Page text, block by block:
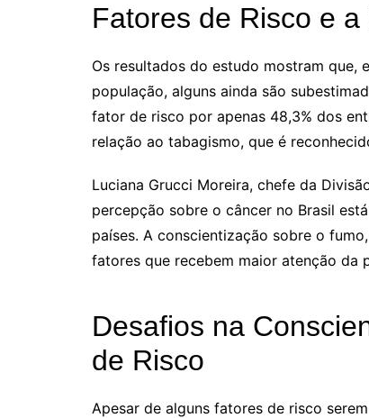
Fatores de Risco e
Os resultados do estudo mostram que,
população, alguns ainda são
fator de risco por apenas 48,3% dos
relação ao tabagismo, que é
Luciana Grucci Moreira, chefe da
percepção sobre o câncer no Brasil
países. A conscientização sobre o
fatores que recebem maior atenção da
Desafios na
de Risco
Apesar de alguns fatores de risco